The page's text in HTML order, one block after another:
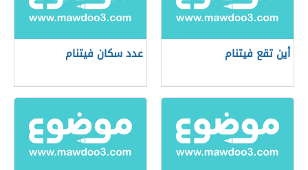
أين تقع فيتنام عدد سكان فيتنام